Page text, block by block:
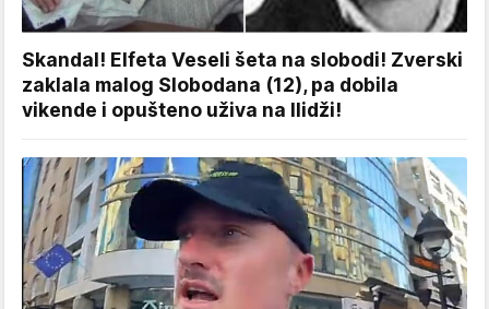
Skandal! Elfeta Veseli šeta na slobodi! Zverski
zaklala malog Slobodana (12), pa dobila
vikende i opušteno uživa na Ilidži!